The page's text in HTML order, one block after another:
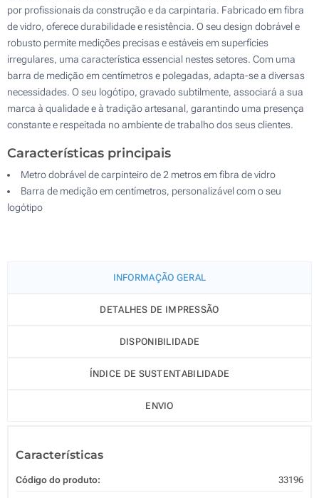
por profissionais da construção e da carpintaria. Fabricado em fibra
de vidro, oferece durabilidade e resistência. O seu design dobrável e
robusto permite medições precisas e estáveis em superfícies
irregulares, uma característica essencial nestes setores. Com uma
barra de medição em centímetros e polegadas, adapta-se a diversas
necessidades. O seu logótipo, gravado subtilmente, associará a sua
marca à qualidade e à tradição artesanal, garantindo uma presença
constante e respeitada no ambiente de trabalho dos seus clientes.
Características principais
Metro dobrável de carpinteiro de 2 metros em fibra de vidro
Barra de medição em centímetros, personalizável com o seu
logótipo
INFORMAÇÃO GERAL
DETALHES DE IMPRESSÃO
DISPONIBILIDADE
ÍNDICE DE SUSTENTABILIDADE
ENVIO
Características
Código do produto: 33196